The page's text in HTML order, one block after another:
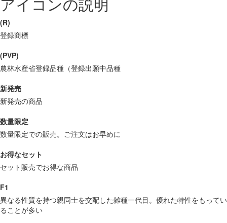
(R)
登録商標
(PVP)
農林水産省登録品種（登録出願中品種
新発売
新発売の商品
数量限定
数量限定での販売。ご注文はお早めに
お得なセット
セット販売でお得な商品
F1
異なる性質を持つ親同士を交配した雑種一代目。優れた特性をもってい
ることが多い